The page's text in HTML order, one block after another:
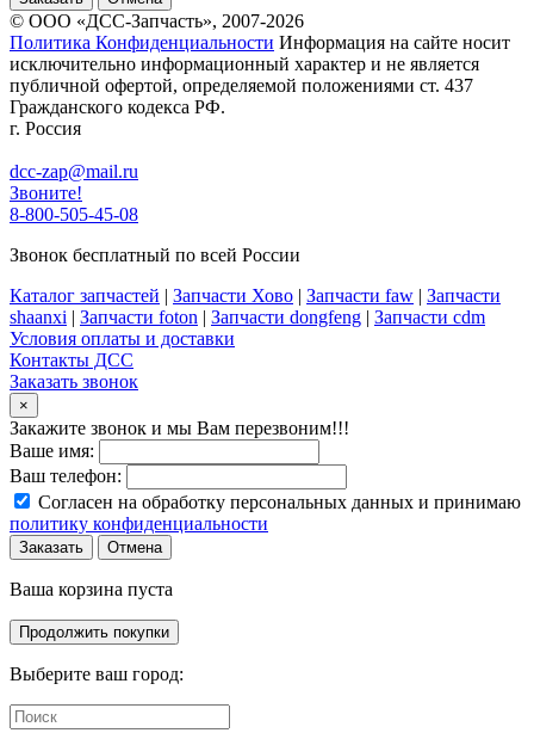
© ООО «ДСС-Запчасть», 2007-2026
Политика Конфиденциальности Информация на сайте носит
исключительно информационный характер и не является
публичной офертой, определяемой положениями ст. 437
Гражданского кодекса РФ.
г. Россия
dcc-zap@mail.ru
Звоните!
8-800-505-45-08
Звонок бесплатный по всей России
Каталог запчастей | Запчасти Хово | Запчасти faw | Запчасти
shaanxi | Запчасти foton | Запчасти dongfeng | Запчасти cdm
Условия оплаты и доставки
Контакты ДСС
Заказать звонок
×
Закажите звонок и мы Вам перезвоним!!!
Ваше имя:
Ваш телефон:
Согласен на обработку персональных данных и принимаю
политику конфиденциальности
Заказать Отмена
Ваша корзина пуста
Продолжить покупки
Выберите ваш город: